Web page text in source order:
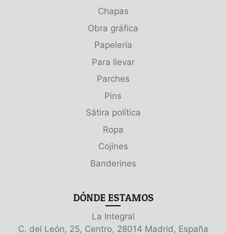
Chapas
Obra gráfica
Papelería
Para llevar
Parches
Pins
Sátira política
Ropa
Cojines
Banderines
DÓNDE ESTAMOS
La Integral
C. del León, 25, Centro, 28014 Madrid, España